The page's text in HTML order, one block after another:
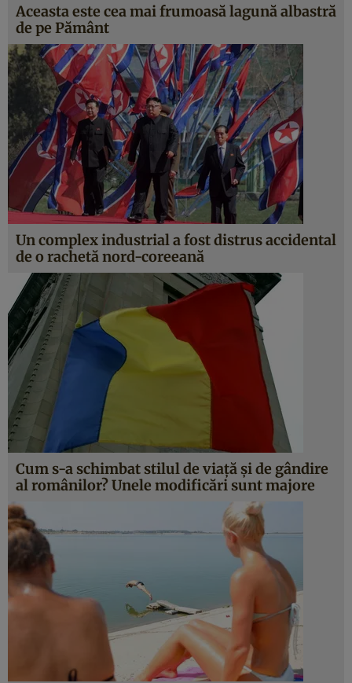
Aceasta este cea mai frumoasă lagună albastră
de pe Pământ
Un complex industrial a fost distrus accidental
de o rachetă nord-coreeană
Cum s-a schimbat stilul de viaţă şi de gândire
al românilor? Unele modificări sunt majore